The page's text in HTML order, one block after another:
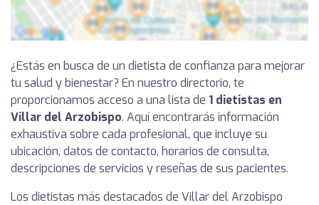
¿Estás en busca de un dietista de confianza para mejorar
tu salud y bienestar? En nuestro directorio, te
proporcionamos acceso a una lista de 1 dietistas en
Villar del Arzobispo. Aquí encontrarás información
exhaustiva sobre cada profesional, que incluye su
ubicación, datos de contacto, horarios de consulta,
descripciones de servicios y reseñas de sus pacientes.
Los dietistas más destacados de Villar del Arzobispo